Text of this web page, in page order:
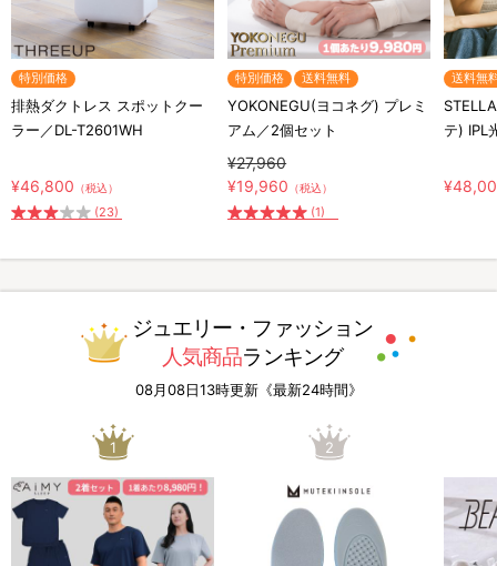
特別価格
排熱ダクトレス スポットクー
ラー／DL-T2601WH
¥46,800 （税込）
(23)
特別価格 送料無料
YOKONEGU(ヨコネグ) プレミ
アム／2個セット
¥27,960
¥19,960 （税込）
(1)
送料無
テ) IPL
ジュエリー・ファッション
人気商品ランキング
08月08日13時更新《最新24時間》
1 2